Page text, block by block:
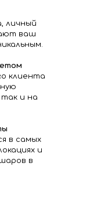
личный
ваш
клиента
так и на
в самых
и
в